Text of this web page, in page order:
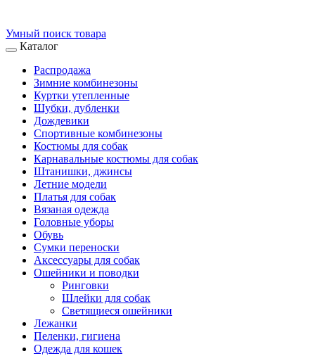
Умный поиск товара
Каталог
Распродажа
Зимние комбинезоны
Куртки утепленные
Шубки, дубленки
Дождевики
Спортивные комбинезоны
Костюмы для собак
Карнавальные костюмы для собак
Штанишки, джинсы
Летние модели
Платья для собак
Вязаная одежда
Головные уборы
Обувь
Сумки переноски
Аксессуары для собак
Ошейники и поводки
Ринговки
Шлейки для собак
Светящиеся ошейники
Лежанки
Пеленки, гигиена
Одежда для кошек